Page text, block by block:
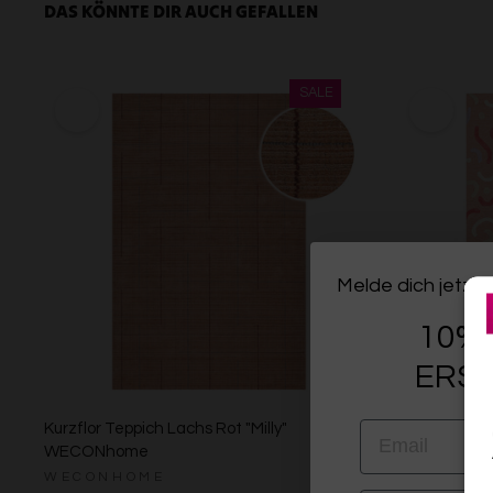
DAS KÖNNTE DIR AUCH GEFALLEN
Kurzflor Teppich Lachs Rot "Milly"
WECONhome
"Confetti
SMART
Melde dich jetzt
10%
EMAIL